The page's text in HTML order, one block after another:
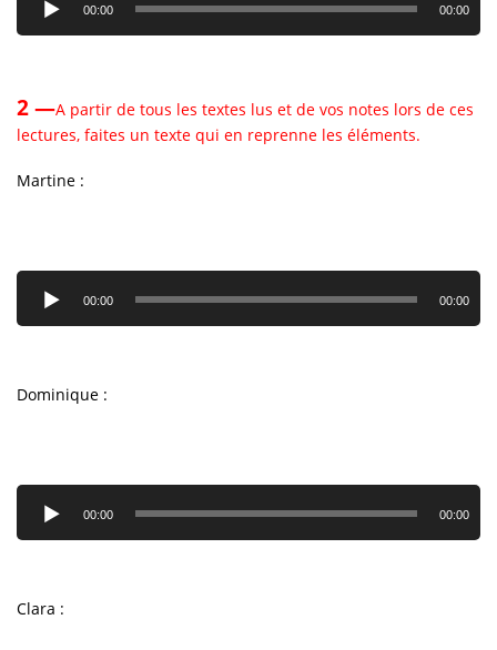
00:00 00:00
2 —A partir de tous les textes lus et de vos notes lors de ces
lectures, faites un texte qui en reprenne les éléments.
Martine :
Lecteur
audio
00:00 00:00
Dominique :
Lecteur
audio
00:00 00:00
Clara :